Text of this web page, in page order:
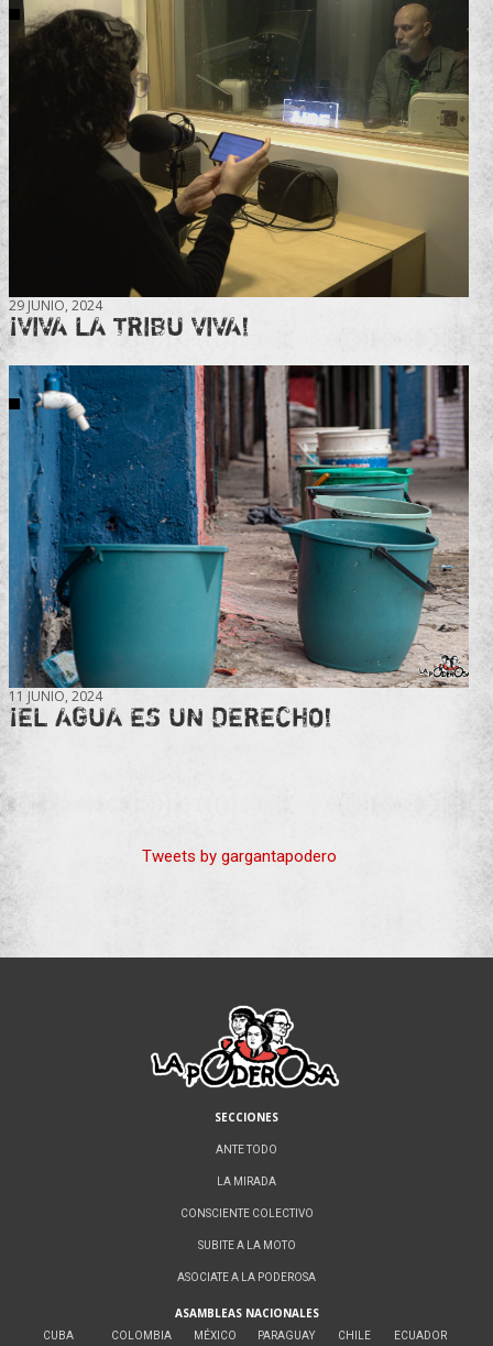
29 JUNIO, 2024
¡VIVA LA TRIBU VIVA!
11 JUNIO, 2024
¡EL AGUA ES UN DERECHO!
Tweets by gargantapodero
SECCIONES
ANTE TODO
LA MIRADA
CONSCIENTE COLECTIVO
SUBITE A LA MOTO
ASOCIATE A LA PODEROSA
ASAMBLEAS NACIONALES
CUBA COLOMBIA MÉXICO PARAGUAY CHILE ECUADOR